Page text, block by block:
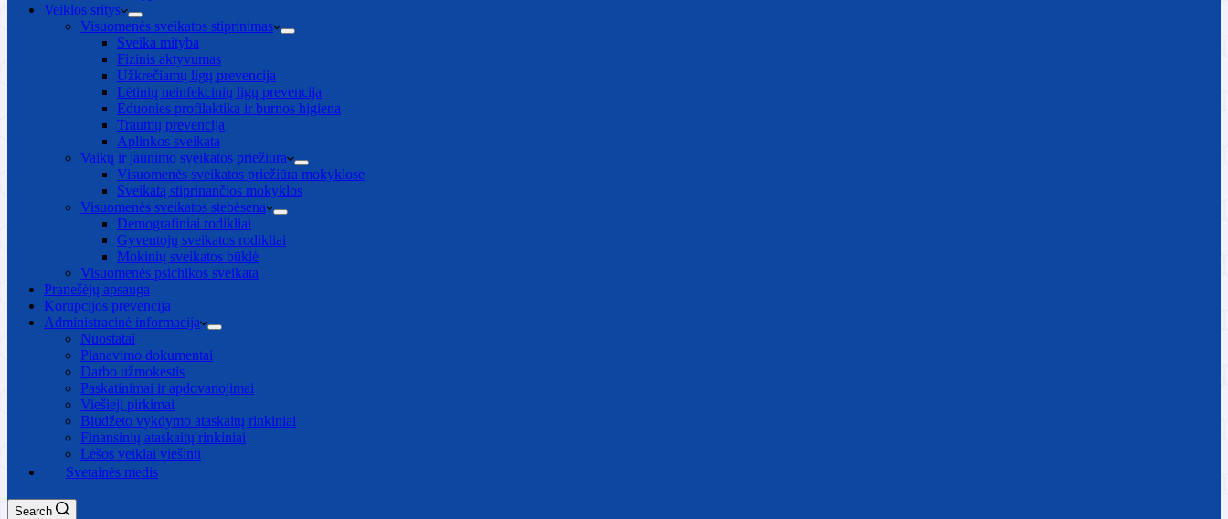
Veiklos sritys
Visuomenės sveikatos stiprinimas
Sveika mityba
Fizinis aktyvumas
Užkrečiamų ligų prevencija
Lėtinių neinfekcinių ligų prevencija
Ėduonies profilaktika ir burnos higiena
Traumų prevencija
Aplinkos sveikata
Vaikų ir jaunimo sveikatos priežiūra
Visuomenės sveikatos priežiūra mokyklose
Sveikatą stiprinančios mokyklos
Visuomenės sveikatos stebėsena
Demografiniai rodikliai
Gyventojų sveikatos rodikliai
Mokinių sveikatos būklė
Visuomenės psichikos sveikata
Pranešėjų apsauga
Korupcijos prevencija
Administracinė informacija
Nuostatai
Planavimo dokumentai
Darbo užmokestis
Paskatinimai ir apdovanojimai
Viešieji pirkimai
Biudžeto vykdymo ataskaitų rinkiniai
Finansinių ataskaitų rinkiniai
Lėšos veiklai viešinti
Svetainės medis
Search